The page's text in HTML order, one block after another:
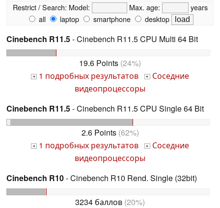
Restrict / Search: Model: Max. age:
years
all
laptop smartphone desktop
Cinebench R11.5- Cinebench R11.5 CPU Multi 64 Bit
19.6 Points (24%)
+ 1 подробных результатов + Соседние
видеопроцессоры
Cinebench R11.5- Cinebench R11.5 CPU Single 64 Bit
2.6 Points(62%)
+ 1 подробных результатов + Соседние
видеопроцессоры
Cinebench R10- Cinebench R10 Rend. Single (32bit)
3234 баллов (20%)